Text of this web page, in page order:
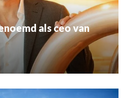
als ceo van